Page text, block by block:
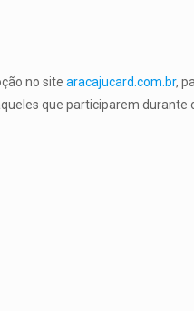
no sitearacajucard.com.br,
que participarem durante